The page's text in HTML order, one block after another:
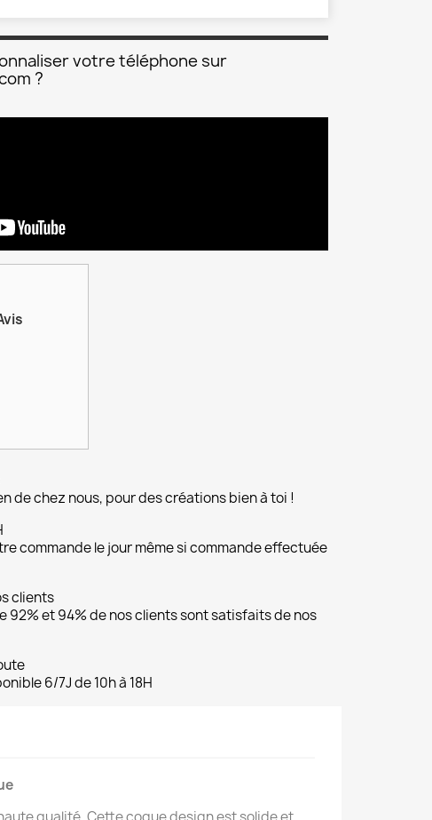
votre téléphone sur
?
de chez nous, pour des créations bien à toi !
commande le jour même si commande effectuée
clients
92% et 94% de nos clients sont satisfaits de nos
6/7J de 10h à 18H